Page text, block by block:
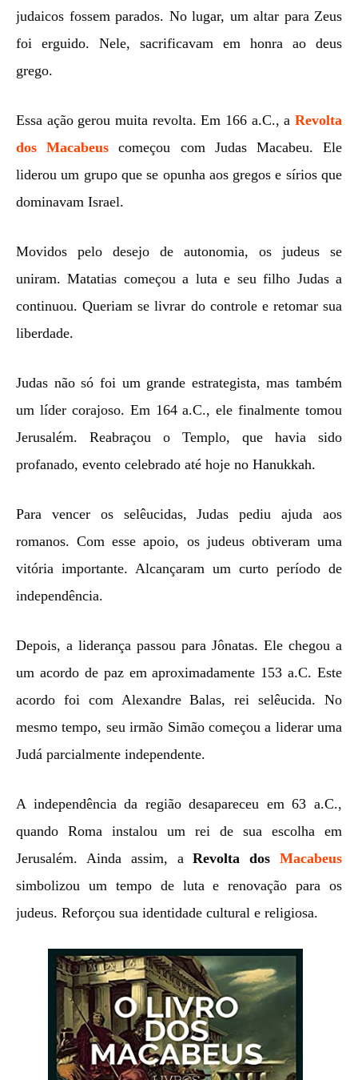
judaicos fossem parados. No lugar, um altar para Zeus
foi erguido. Nele, sacrificavam em honra ao deus
grego.
Essa ação gerou muita revolta. Em 166 a.C., a Revolta
dos Macabeus
começou com Judas Macabeu. Ele
liderou um grupo que se opunha aos gregos e sírios que
dominavam Israel.
Movidos pelo desejo de autonomia, os judeus se
uniram. Matatias começou a luta e seu filho Judas a
continuou. Queriam se livrar do controle e retomar sua
liberdade.
Judas não só foi um grande estrategista, mas também
um líder corajoso. Em 164 a.C., ele finalmente tomou
Jerusalém. Reabraçou o Templo, que havia sido
profanado, evento celebrado até hoje no Hanukkah.
Para vencer os selêucidas, Judas pediu ajuda aos
romanos. Com esse apoio, os judeus obtiveram uma
vitória importante. Alcançaram um curto período de
independência.
Depois, a liderança passou para Jônatas. Ele chegou a
um acordo de paz em aproximadamente 153 a.C. Este
acordo foi com Alexandre Balas, rei selêucida. No
mesmo tempo, seu irmão Simão começou a liderar uma
Judá parcialmente independente.
A independência da região desapareceu em 63 a.C.,
quando Roma instalou um rei de sua escolha em
Jerusalém. Ainda assim, aRevolta dosMacabeus
simbolizou um tempo de luta e renovação para os
judeus. Reforçou sua identidade cultural e religiosa.